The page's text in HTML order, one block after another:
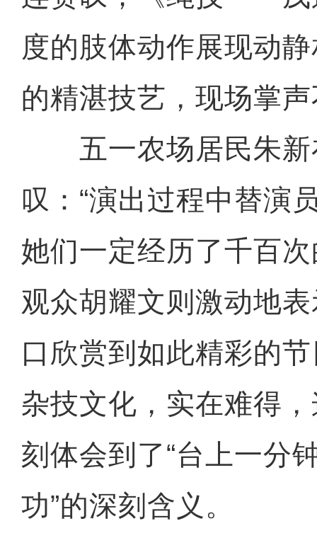
度的肢体动作展现动
的精湛技艺，现场掌
五一农场居民朱新
叹：“演出过程中替演
她们一定经历了千百
观众胡耀文则激动地
口欣赏到如此精彩的
杂技文化，实在难得
刻体会到了“台上一分
功”的深刻含义。